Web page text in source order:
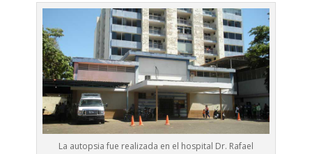
La autopsia fue realizada en el hospital Dr. Rafael